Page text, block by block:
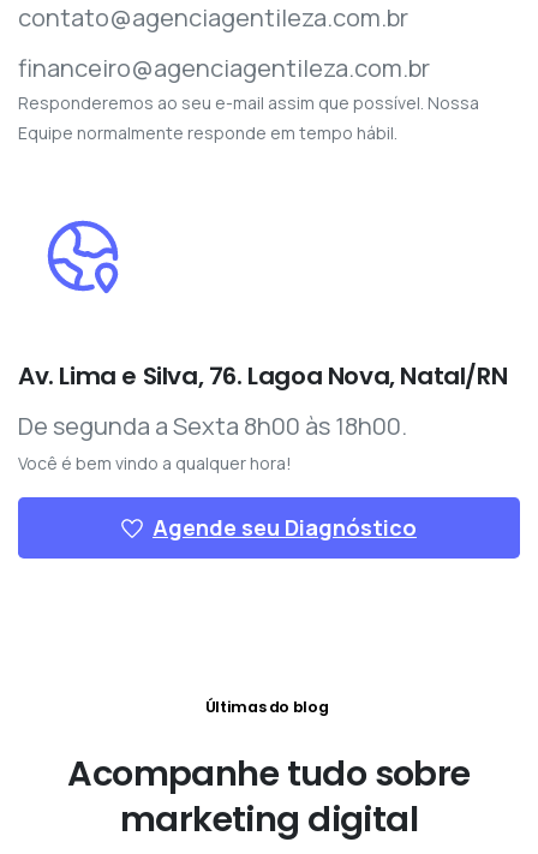
contato@agenciagentileza.com.br
financeiro@agenciagentileza.com.br
Responderemos ao seu e-mail assim que possível. Nossa
Equipe normalmente responde em tempo hábil.
Av. Lima e Silva, 76. Lagoa Nova, Natal/RN
De segunda a Sexta 8h00 às 18h00.
Você é bem vindo a qualquer hora!
Agende seu Diagnóstico
Últimas do blog
Acompanhe tudo sobre
marketing digital